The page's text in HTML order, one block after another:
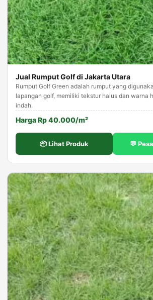
Jual Rumput Golf di Jakarta Utara
Rumput Golf Green adalah rumput yang
lapangan golf, memiliki tekstur halus dan warna
indah.
Harga Rp 40.000/m²
📦 Lihat Produk 💬